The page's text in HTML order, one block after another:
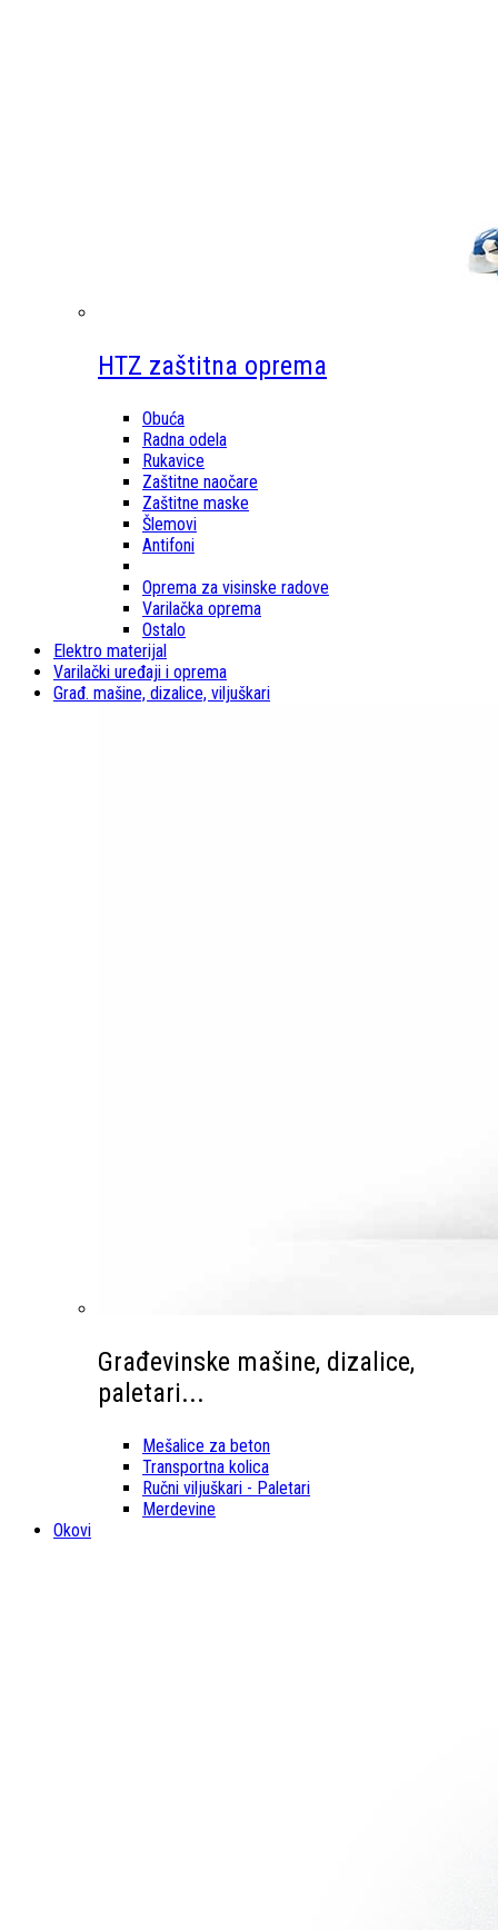
HTZ zaštitna oprema
Obuća
Radna odela
Rukavice
Zaštitne naočare
Zaštitne maske
Šlemovi
Antifoni
Oprema za visinske radove
Varilačka oprema
Ostalo
Elektro materijal
Varilački uređaji i oprema
Građ. mašine, dizalice, viljuškari
Građevinske mašine, dizalice,
paletari...
Mešalice za beton
Transportna kolica
Ručni viljuškari - Paletari
Merdevine
Okovi